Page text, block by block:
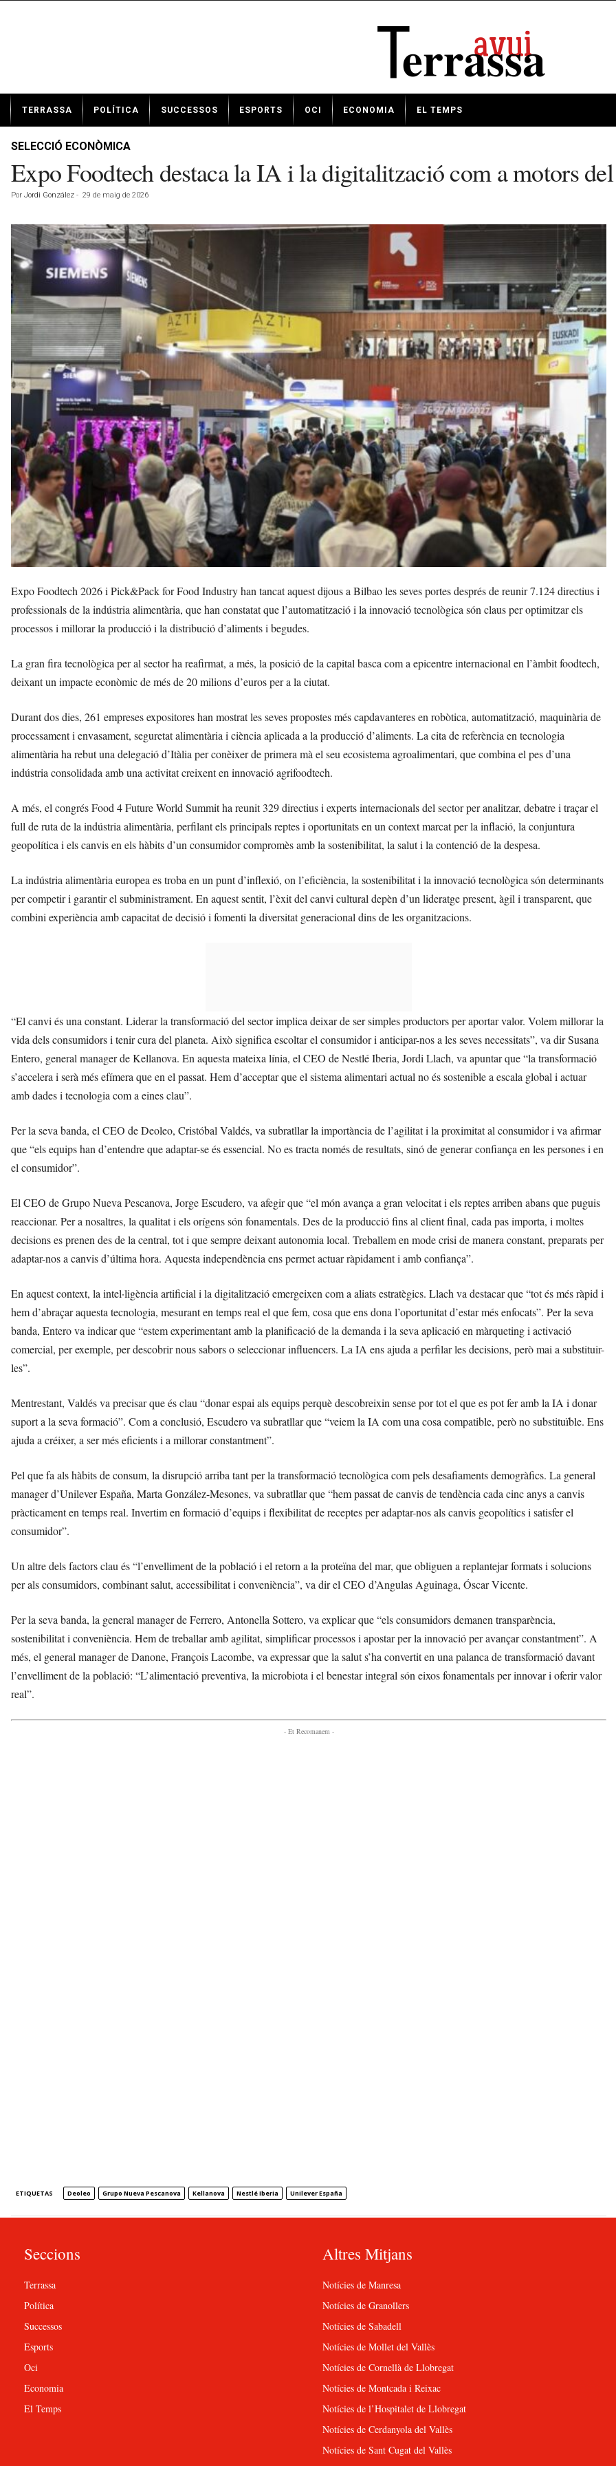
t
TERRASSA POLÍTICA SUCCESSOS ESPORTS OCI ECONOMIA EL TEMPS
SELECCIÓ ECONÒMICA
Expo Foodtech destaca la IA i la digitalització com a motors
Por Jordi González - 29 de maig de 2026
Expo Foodtech 2026 i Pick&Pack for Food Industry han tancat aquest dijous a Bilbao les seves portes després de reunir 7.124 directius i
professionals de la indústria alimentària, que han constatat que l’automatització i la innovació tecnològica són claus per optimitzar els
processos i millorar la producció i la distribució d’aliments i begudes.
La gran fira tecnològica per al sector ha reafirmat, a més, la posició de la capital basca com a epicentre internacional en l’àmbit foodtech,
deixant un impacte econòmic de més de 20 milions d’euros per a la ciutat.
Durant dos dies, 261 empreses expositores han mostrat les seves propostes més capdavanteres en robòtica, automatització, maquinària de
processament i envasament, seguretat alimentària i ciència aplicada a la producció d’aliments. La cita de referència en tecnologia
alimentària ha rebut una delegació d’Itàlia per conèixer de primera mà el seu ecosistema agroalimentari, que combina el pes d’una
indústria consolidada amb una activitat creixent en innovació agrifoodtech.
A més, el congrés Food 4 Future World Summit ha reunit 329 directius i experts internacionals del sector per analitzar, debatre i traçar el
full de ruta de la indústria alimentària, perfilant els principals reptes i oportunitats en un context marcat per la inflació, la conjuntura
geopolítica i els canvis en els hàbits d’un consumidor compromès amb la sostenibilitat, la salut i la contenció de la despesa.
La indústria alimentària europea es troba en un punt d’inflexió, on l’eficiència, la sostenibilitat i la innovació tecnològica són determinants
per competir i garantir el subministrament. En aquest sentit, l’èxit del canvi cultural depèn d’un lideratge present, àgil i transparent, que
combini experiència amb capacitat de decisió i fomenti la diversitat generacional dins de les organitzacions.
“El canvi és una constant. Liderar la transformació del sector implica deixar de ser simples productors per aportar valor. Volem millorar la
vida dels consumidors i tenir cura del planeta. Això significa escoltar el consumidor i anticipar-nos a les seves necessitats”, va dir Susana
Entero, general manager de Kellanova. En aquesta mateixa línia, el CEO de Nestlé Iberia, Jordi Llach, va apuntar que “la transformació
s’accelera i serà més efímera que en el passat. Hem d’acceptar que el sistema alimentari actual no és sostenible a escala global i actuar
amb dades i tecnologia com a eines clau”.
Per la seva banda, el CEO de Deoleo, Cristóbal Valdés, va subratllar la importància de l’agilitat i la proximitat al consumidor i va afirmar
que “els equips han d’entendre que adaptar-se és essencial. No es tracta només de resultats, sinó de generar confiança en les persones i en
el consumidor”.
El CEO de Grupo Nueva Pescanova, Jorge Escudero, va afegir que “el món avança a gran velocitat i els reptes arriben abans que puguis
reaccionar. Per a nosaltres, la qualitat i els orígens són fonamentals. Des de la producció fins al client final, cada pas importa, i moltes
decisions es prenen des de la central, tot i que sempre deixant autonomia local. Treballem en mode crisi de manera constant, preparats per
adaptar-nos a canvis d’última hora. Aquesta independència ens permet actuar ràpidament i amb confiança”.
En aquest context, la intel·ligència artificial i la digitalització emergeixen com a aliats estratègics. Llach va destacar que “tot és més ràpid i
hem d’abraçar aquesta tecnologia, mesurant en temps real el que fem, cosa que ens dona l’oportunitat d’estar més enfocats”. Per la seva
banda, Entero va indicar que “estem experimentant amb la planificació de la demanda i la seva aplicació en màrqueting i activació
comercial, per exemple, per descobrir nous sabors o seleccionar influencers. La IA ens ajuda a perfilar les decisions, però mai a substituir-
les”.
Mentrestant, Valdés va precisar que és clau “donar espai als equips perquè descobreixin sense por tot el que es pot fer amb la IA i donar
suport a la seva formació”. Com a conclusió, Escudero va subratllar que “veiem la IA com una cosa compatible, però no substituïble. Ens
ajuda a créixer, a ser més eficients i a millorar constantment”.
Pel que fa als hàbits de consum, la disrupció arriba tant per la transformació tecnològica com pels desafiaments demogràfics. La general
manager d’Unilever España, Marta González-Mesones, va subratllar que “hem passat de canvis de tendència cada cinc anys a canvis
pràcticament en temps real. Invertim en formació d’equips i flexibilitat de receptes per adaptar-nos als canvis geopolítics i satisfer el
consumidor”.
Un altre dels factors clau és “l’envelliment de la població i el retorn a la proteïna del mar, que obliguen a replantejar formats i solucions
per als consumidors, combinant salut, accessibilitat i conveniència”, va dir el CEO d’Angulas Aguinaga, Óscar Vicente.
Per la seva banda, la general manager de Ferrero, Antonella Sottero, va explicar que “els consumidors demanen transparència,
sostenibilitat i conveniència. Hem de treballar amb agilitat, simplificar processos i apostar per la innovació per avançar constantment”. A
més, el general manager de Danone, François Lacombe, va expressar que la salut s’ha convertit en una palanca de transformació davant
l’envelliment de la població: “L’alimentació preventiva, la microbiota i el benestar integral són eixos fonamentals per innovar i oferir valor
real”.
- Et Recomanem -
ETIQUETAS Deoleo Grupo Nueva Pescanova Kellanova Nestlé Iberia Unilever España
Seccions
Terrassa
Política
Successos
Esports
Oci
Economia
El Temps
Altres Mitjans
Notícies de Manresa
Notícies de Granollers
Notícies de Sabadell
Notícies de Mollet del Vallès
Notícies de Cornellà de Llobregat
Notícies de Montcada i Reixac
Notícies de l’Hospitalet de Llobregat
Notícies de Cerdanyola del Vallès
Notícies de Sant Cugat del Vallès